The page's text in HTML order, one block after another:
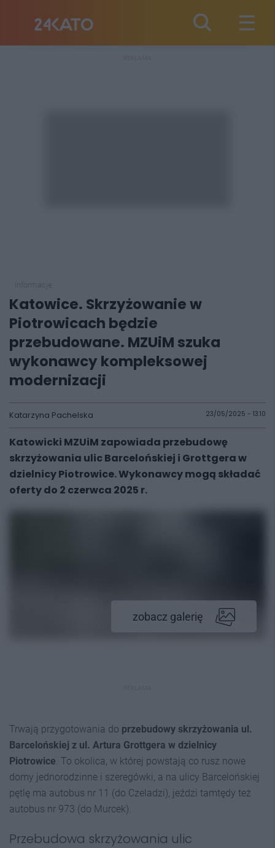
Katowice. Skrzyżowanie w
Piotrowicach będzie
przebudowane. MZUiM szuka
wykonawcy kompleksowej
modernizacji
Katarzyna Pachelska 23/05/2025 - 13:10
Katowicki MZUiM zapowiada przebudowę
skrzyżowania ulic Barcelońskiej i Grottgera w
dzielnicy Piotrowice. Wykonawcy mogą składać
oferty do 2 czerwca 2025 r.
zobacz galerię
Trwają przygotowania do przebudowy skrzyżowania ul.
Barcelońskiej z ul. Artura Grottgera w dzielnicy
Piotrowice. To okolica, w której powstają co rusz nowe
domy jednorodzinne i szeregówki, a na ulicy Barcelońskiej
pętlę ma autobus nr 11 (do Czeladzi), jeździ tamtędy też
autobus nr 973 (do Murcek).
Przebudowa skrzyżowania ulic